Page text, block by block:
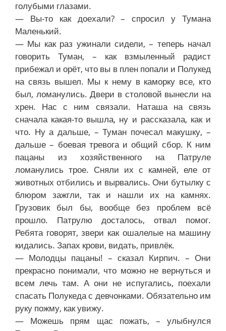
голубыми глазами.
— Вы-то как доехали? – спросил у Тумана
Маленький.
— Мы как раз ужинали сидели, – теперь начал
говорить Туман, – как взмыленный радист
прибежал и орёт, что вы в плен попали и Полукед
на связь вышел. Мы к нему в каморку все, кто
был, ломанулись. Двери в столовой вынесли на
хрен. Нас с ним связали. Наташа на связь
сначала какая-то вышла, ну и рассказала, как и
что. Ну а дальше, – Туман почесал макушку, –
дальше – боевая тревога и общий сбор. К ним
пацаны из хозяйственного на Патруле
ломанулись трое. Сняли их с камней, еле от
животных отбились и вырвались. Они бутылку с
блюром зажгли, так и нашли их на камнях.
Грузовик был бы, вообще без проблем всё
прошло. Патрулю досталось, отвал помог.
Ребята говорят, звери как ошалелые на машину
кидались. Запах крови, видать, привлёк.
— Молодцы пацаны! – сказал Кирпич. – Они
прекрасно понимали, что можно не вернуться и
всем лечь там. А они не испугались, поехали
спасать Полукеда с девчонками. Обязательно им
руку пожму, как увижу.
— Можешь прям щас пожать, – улыбнулся